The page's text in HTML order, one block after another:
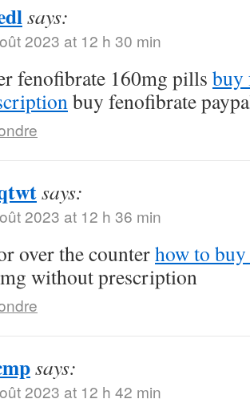
says:
2023 at 12 h 30 min
fenofibrate 160mg pills buy
buy fenofibrate
says:
2023 at 12 h 36 min
over the counterhow to
without prescription
says:
2023 at 12 h 42 min